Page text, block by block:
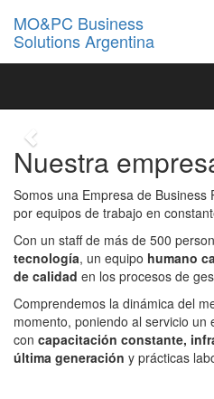
MO&PC Business
Solutions Argentina
Combinamos
capacitado y la mejor
Previous
Nuestra
Somos una Empresa de
por equipos de trabajo en
Con un staff de más de 500
tecnología, un equipo humano
de calidad en los procesos de
Comprendemos la dinámica del
momento, poniendo al servicio
con capacitación constante,
última generación y prácticas